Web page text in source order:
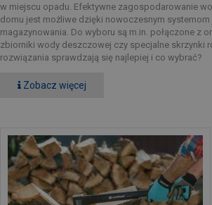
w miejscu opadu. Efektywne zagospodarowanie
domu jest możliwe dzięki nowoczesnym systemom
magazynowania. Do wyboru są m.in. połączone z
zbiorniki wody deszczowej czy specjalne skrzynki
rozwiązania sprawdzają się najlepiej i co wybrać?
Zobacz więcej